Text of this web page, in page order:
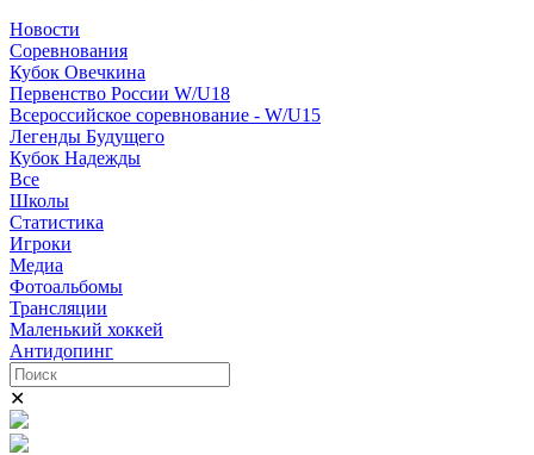
Новости
Соревнования
Кубок Овечкина
Первенство России W/U18
Всероссийское соревнование - W/U15
Легенды Будущего
Кубок Надежды
Все
Школы
Статистика
Игроки
Медиа
Фотоальбомы
Трансляции
Маленький хоккей
Антидопинг
✕